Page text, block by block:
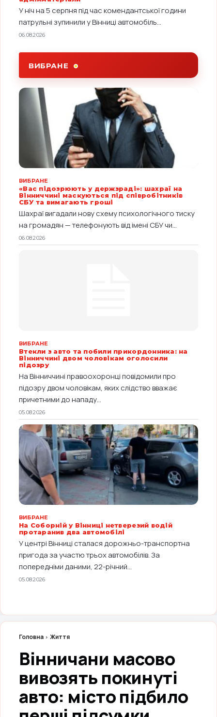
У ніч на 5 серпня під час комендантської години
патрульні зупинили у Вінниці автомобіль...
06.08.2026
ВИБРАНЕ
ВИБРАНЕ
«Вас підозрюють у держзраді»: шахраї на
Вінниччині маскуються під співробітників
СБУ та вимагають гроші
Шахраї вигадали нову схему психологічного тиску
на громадян — телефонують від імені СБУ чи...
06.08.2026
ВИБРАНЕ
Втекли з авто та побили прикордонника: на
Вінниччині двом чоловікам оголосили
підозру
На Вінниччині правоохоронці повідомили про
підозру двом чоловікам, яких слідство вважає
причетними до нападу...
05.08.2026
ВИБРАНЕ
На Соборній у Вінниці нетверезий водій
протаранив два автомобілі
У центрі Вінниці сталася дорожньо-транспортна
пригода за участю трьох автомобілів. За
попередніми даними, 22-річний...
05.08.2026